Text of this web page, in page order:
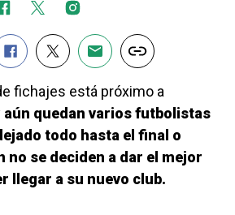
fichajes está próximo a
aún quedan varios futbolistas
todo hasta el final o
no se deciden a dar el mejor
llegar a su nuevo club.